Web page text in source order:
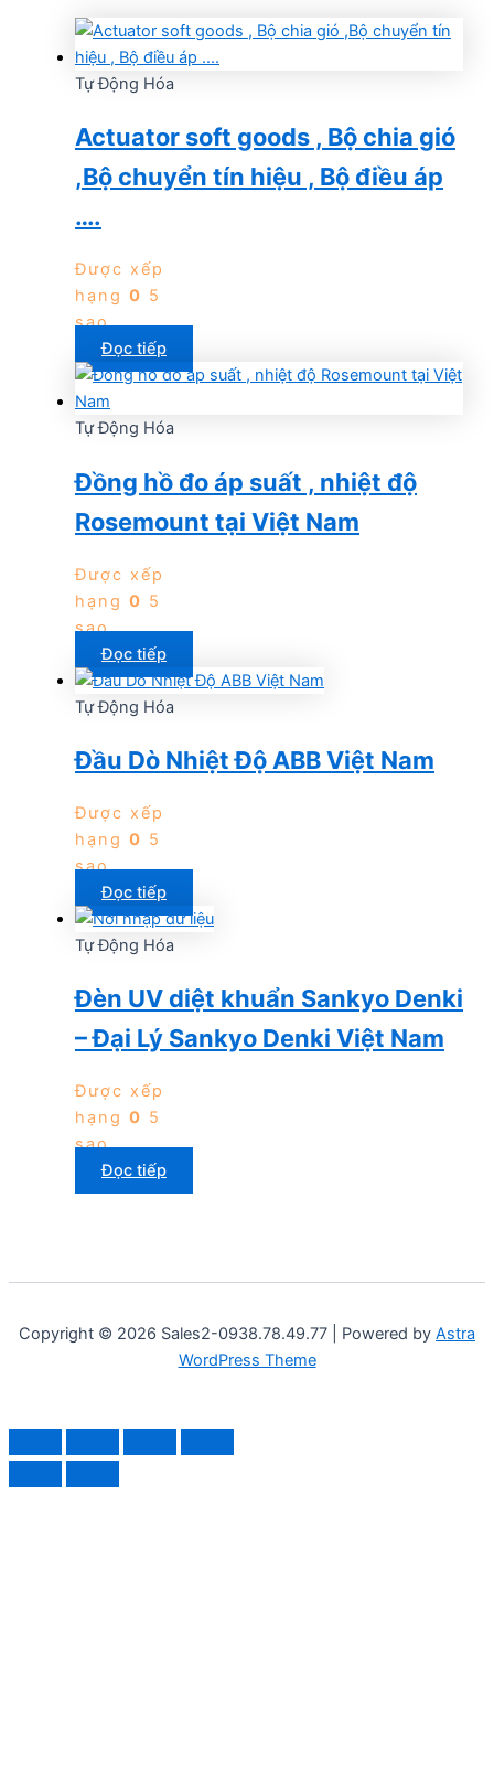
Tự Động Hóa
Actuator soft goods , Bộ chia gió
,Bộ chuyển tín hiệu , Bộ điều áp
….
Được xếp
hạng 0 5
sao
Đọc tiếp
Tự Động Hóa
Đồng hồ đo áp suất , nhiệt độ
Rosemount tại Việt Nam
Được xếp
hạng 0 5
sao
Đọc tiếp
Tự Động Hóa
Đầu Dò Nhiệt Độ ABB Việt Nam
Được xếp
hạng 0 5
sao
Đọc tiếp
Tự Động Hóa
Đèn UV diệt khuẩn Sankyo Denki
– Đại Lý Sankyo Denki Việt Nam
Được xếp
hạng 0 5
sao
Đọc tiếp
Copyright © 2026 Sales2-0938.78.49.77 | Powered by Astra
WordPress Theme